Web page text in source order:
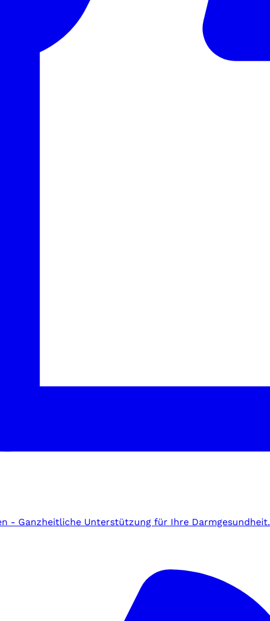
- Ganzheitliche Unterstützung für Ihre Darmgesundheit.